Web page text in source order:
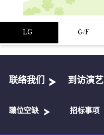
LG G/F
联络我们 到访演艺
職位空缺 招标事项